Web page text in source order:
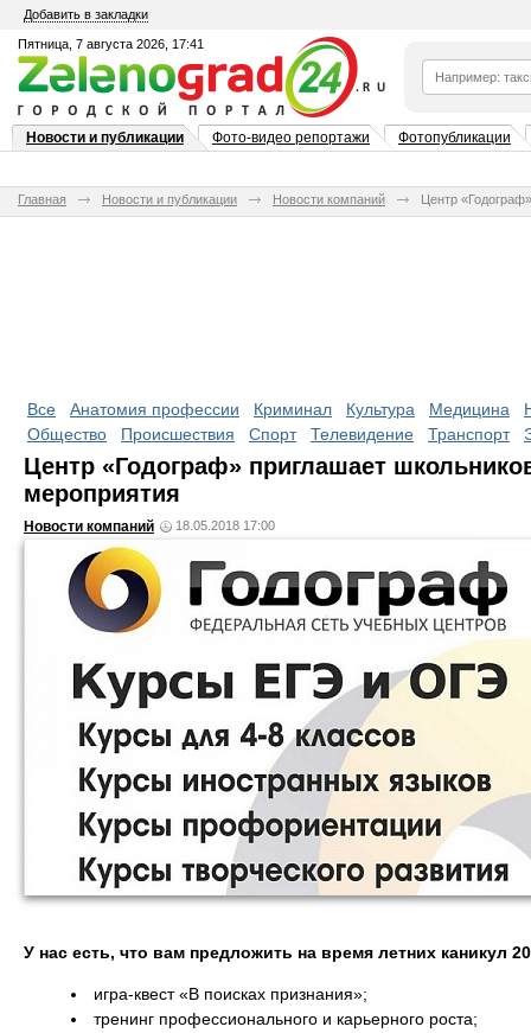
Добавить в закладки
Пятница, 7 августа 2026, 17:41
Новости и публикации Фото-видео репортажи Фотопубликации
Главная Новости и публикации Новости компаний Центр
Все Анатомия профессии Криминал Культура Медицина
Общество
Происшествия Спорт Телевидение Транспорт
Центр «Годограф» приглашает
мероприятия
Новости компаний 18.05.2018 17:00
У нас есть, что вам предложить на время летних каникул
игра-квест «В поисках признания»;
тренинг профессионального и карьерного роста;